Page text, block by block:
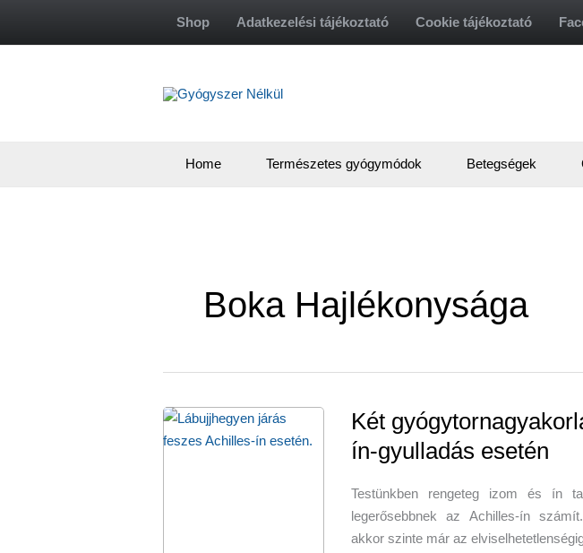
Shop Adatkezelési tájékoztató Cookie tájékoztató
Home Természetes gyógymódok Betegségek
Boka Hajlékonysága
Két
ín-gyulladás esetén
Testünkben rengeteg izom és ín
legerősebbnek az Achilles-ín
akkor szinte már az